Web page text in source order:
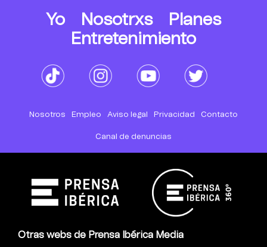
Yo Nosotrxs
Planes
Entretenimiento
Nosotros Empleo Aviso legal Privacidad Contacto
Canal de denuncias
Otras webs de Prensa Ibérica Media